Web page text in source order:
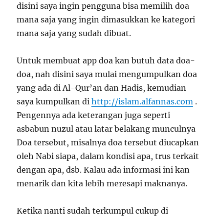
disini saya ingin pengguna bisa memilih doa
mana saja yang ingin dimasukkan ke kategori
mana saja yang sudah dibuat.
Untuk membuat app doa kan butuh data doa-
doa, nah disini saya mulai mengumpulkan doa
yang ada di Al-Qur’an dan Hadis, kemudian
saya kumpulkan dihttp://islam.alfannas.com .
Pengennya ada keterangan juga seperti
asbabun nuzul atau latar belakang munculnya
Doa tersebut, misalnya doa tersebut diucapkan
oleh Nabi siapa, dalam kondisi apa, trus terkait
dengan apa, dsb. Kalau ada informasi ini kan
menarik dan kita lebih meresapi maknanya.
Ketika nanti sudah terkumpul cukup di